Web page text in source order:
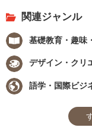
関連ジャンル
基礎教育・趣味
デザイン・クリ
語学・国際ビジ